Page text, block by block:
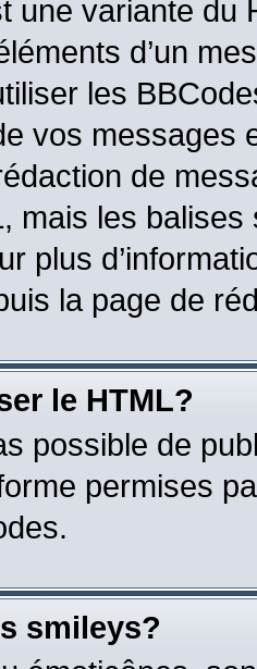
une variante du
d’un
les
vos messages
de
mais les
plus
la page de
le HTML?
possible de
permises
smileys?